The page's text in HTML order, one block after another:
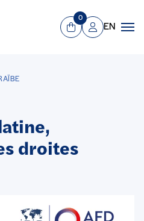
Panier
0
Mon compte
EN
droites